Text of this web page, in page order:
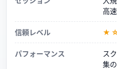
高
信頼レベル
パフォーマンス
ス
集